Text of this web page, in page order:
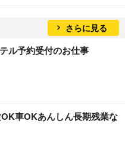
さらに見る
ル予約受付のお仕事
車OKあんしん長期残業な